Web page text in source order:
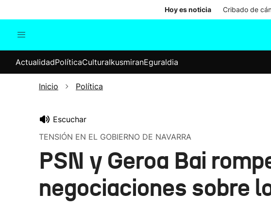
Hoy es noticia Cribado de
Internacional
Elecciones
ActualidadPolíticaCulturaIkusmiranEguraldia
Inicio Política
Escuchar
TENSIÓN EN EL GOBIERNO DE NAVARRA
PSN y Geroa Bai
negociaciones sobre